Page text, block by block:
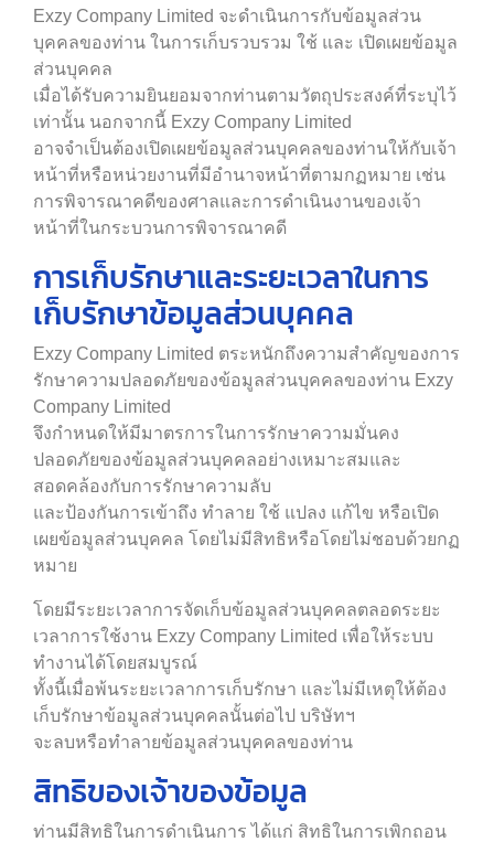
Exzy Company Limited จะดำเนินการกับข้อมูลส่วน
บุคคลของท่าน ในการเก็บรวบรวม ใช้ และ เปิดเผยข้อมูล
ส่วนบุคคล
เมื่อได้รับความยินยอมจากท่านตามวัตถุประสงค์ที่ระบุไว้
เท่านั้น นอกจากนี้ Exzy Company Limited
อาจจำเป็นต้องเปิดเผยข้อมูลส่วนบุคคลของท่านให้กับเจ้า
หน้าที่หรือหน่วยงานที่มีอำนาจหน้าที่ตามกฏหมาย เช่น
การพิจารณาคดีของศาลและการดำเนินงานของเจ้า
หน้าที่ในกระบวนการพิจารณาคดี
การเก็บรักษาและระยะเวลาในการ
เก็บรักษาข้อมูลส่วนบุคคล
Exzy Company Limited ตระหนักถึงความสำคัญของการ
รักษาความปลอดภัยของข้อมูลส่วนบุคคลของท่าน Exzy
Company Limited
จึงกำหนดให้มีมาตรการในการรักษาความมั่นคง
ปลอดภัยของข้อมูลส่วนบุคคลอย่างเหมาะสมและ
สอดคล้องกับการรักษาความลับ
และป้องกันการเข้าถึง ทำลาย ใช้ แปลง แก้ไข หรือเปิด
เผยข้อมูลส่วนบุคคล โดยไม่มีสิทธิหรือโดยไม่ชอบด้วยกฏ
หมาย
โดยมีระยะเวลาการจัดเก็บข้อมูลส่วนบุคคลตลอดระยะ
เวลาการใช้งาน Exzy Company Limited เพื่อให้ระบบ
ทำงานได้โดยสมบูรณ์
ทั้งนี้เมื่อพ้นระยะเวลาการเก็บรักษา และไม่มีเหตุให้ต้อง
เก็บรักษาข้อมูลส่วนบุคคลนั้นต่อไป บริษัทฯ
จะลบหรือทำลายข้อมูลส่วนบุคคลของท่าน
สิทธิของเจ้าของข้อมูล
ท่านมีสิทธิในการดำเนินการ ได้แก่ สิทธิในการเพิกถอน